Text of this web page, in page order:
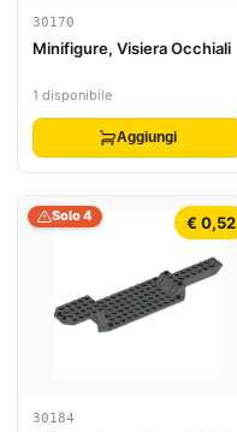
30170
Minifigure, Visiera Occhiali
1 disponibile
Aggiungi
€ 0,52
Solo 4
30184